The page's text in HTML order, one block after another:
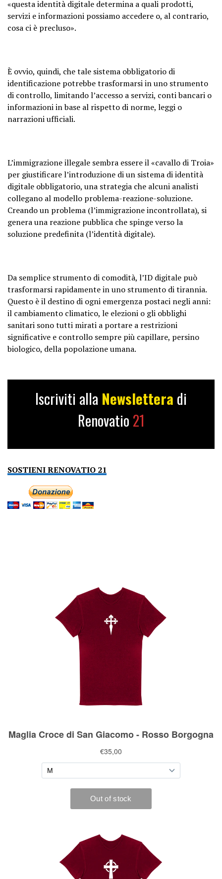
«questa identità digitale determina a quali prodotti,
servizi e informazioni possiamo accedere o, al contrario,
cosa ci è precluso».
È ovvio, quindi, che tale sistema obbligatorio di
identificazione potrebbe trasformarsi in uno strumento
di controllo, limitando l’accesso a servizi, conti bancari o
informazioni in base al rispetto di norme, leggi o
narrazioni ufficiali.
L’immigrazione illegale sembra essere il «cavallo di Troia»
per giustificare l’introduzione di un sistema di identità
digitale obbligatorio, una strategia che alcuni analisti
collegano al modello problema-reazione-soluzione.
Creando un problema (l’immigrazione incontrollata), si
genera una reazione pubblica che spinge verso la
soluzione predefinita (l’identità digitale).
Da semplice strumento di comodità, l’ID digitale può
trasformarsi rapidamente in uno strumento di tirannia.
Questo è il destino di ogni emergenza postaci negli anni:
il cambiamento climatico, le elezioni o gli obblighi
sanitari sono tutti mirati a portare a restrizioni
significative e controllo sempre più capillare, persino
biologico, della popolazione umana.
Iscriviti alla Newslettera di
Renovatio 21
SOSTIENI RENOVATIO 21